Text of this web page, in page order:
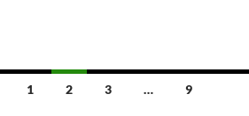
1 2 3 … 9